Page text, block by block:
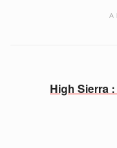
High Sierra